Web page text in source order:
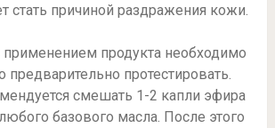
стать причиной раздражения кожи.
продукта необходимо
предварительно протестировать.
смешать 1-2 капли эфира
базового масла. После этого